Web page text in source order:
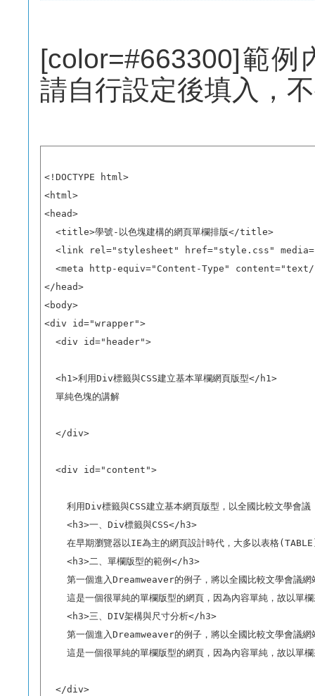
[color=#663300]範
請自行設定後填入，
<!DOCTYPE html>
<html>
<head>
  <title>學號-以色塊建構的網頁單欄排版</title>
<link rel="stylesheet" href="style.css"
<meta http-equiv="Content-Type"
</head>
<body>
<div id="wrapper">
  <div id="header">
  <h1>利用Div標籤與CSS建立基本單欄網頁版型</h1>
  單純色塊的講解
  </div>
  <div id="content">
    利用Div標籤與CSS建立基本網頁版型，以全國比較文學會議
    <h3>一、Div標籤與CSS</h3>
在早期瀏覽器以IE為主的網頁設計時代，大多以表格
    <h3>二、單欄版型的範例</h3>
第一個進入Dreamweaver的例子，將以全國比較文學會議網
這是一個很單純的單欄版型的網頁，因為內容單純，故以單
    <h3>三、DIV架構與尺寸分析</h3>
第一個進入Dreamweaver的例子，將以全國比較文學會議網
這是一個很單純的單欄版型的網頁，因為內容單純，故以單
  </div>